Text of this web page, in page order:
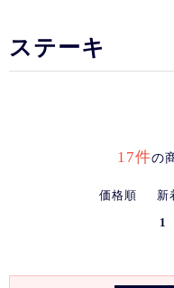
ステーキ
17件の
価格順 新
1